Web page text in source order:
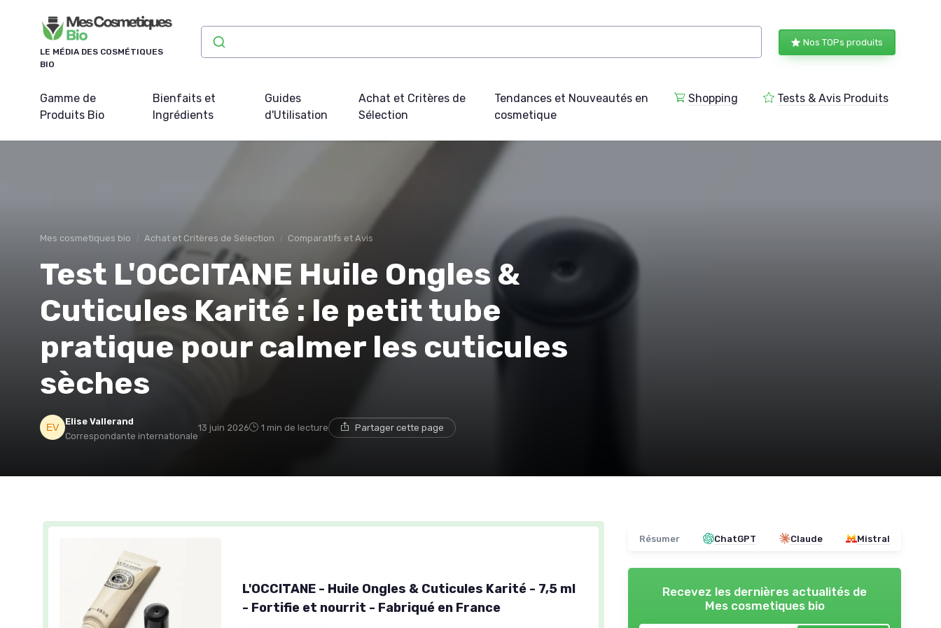
LE MÉDIA DES COSMÉTIQUES
BIO
Nos TOPs produits
Gamme de
Produits Bio
Bienfaits et
Ingrédients
Guides
d'Utilisation
Achat et Critères de
Sélection
Tendances et Nouveautés en
cosmetique
Shopping Tests & Avis Produits
Mes cosmetiques bio Achat et Critères de Sélection Comparatifs et Avis
Test L'OCCITANE Huile Ongles &
Cuticules Karité : le petit tube
pratique pour calmer les cuticules
sèches
Elise Vallerand
Correspondante internationale
13 juin 2026 1 min de lecture Partager cette page
L'OCCITANE - Huile Ongles & Cuticules Karité - 7,5 ml
- Fortifie et nourrit - Fabriqué en France
Résumer ChatGPT Claude Mistral
Recevez les dernières actualités de
Mes cosmetiques bio